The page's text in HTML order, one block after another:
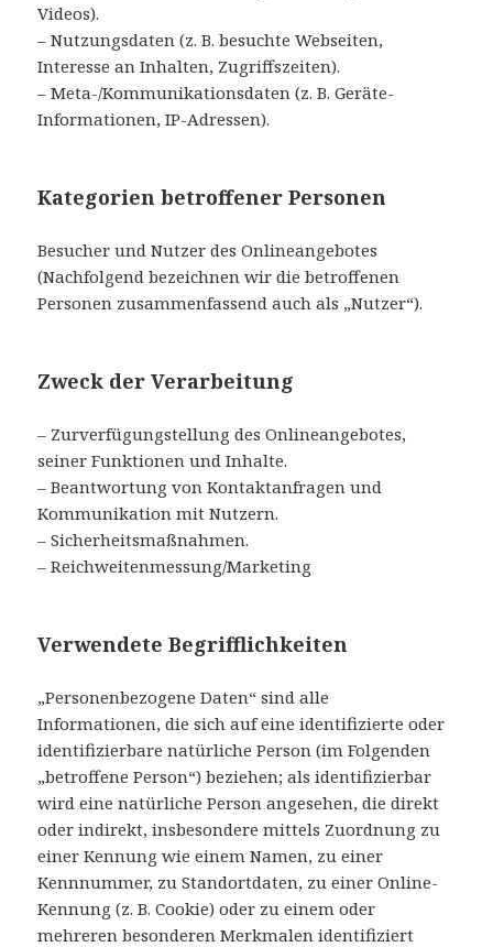
Videos).
– Nutzungsdaten (z. B. besuchte Webseiten,
Interesse an Inhalten, Zugriffszeiten).
– Meta-/Kommunikationsdaten (z. B. Geräte-
Informationen, IP-Adressen).
Kategorien betroffener Personen
Besucher und Nutzer des Onlineangebotes
(Nachfolgend bezeichnen wir die betroffenen
Personen zusammenfassend auch als „Nutzer“).
Zweck der Verarbeitung
– Zurverfügungstellung des Onlineangebotes,
seiner Funktionen und Inhalte.
– Beantwortung von Kontaktanfragen und
Kommunikation mit Nutzern.
– Sicherheitsmaßnahmen.
– Reichweitenmessung/Marketing
Verwendete Begrifflichkeiten
„Personenbezogene Daten“ sind alle
Informationen, die sich auf eine identifizierte oder
identifizierbare natürliche Person (im Folgenden
„betroffene Person“) beziehen; als identifizierbar
wird eine natürliche Person angesehen, die direkt
oder indirekt, insbesondere mittels Zuordnung zu
einer Kennung wie einem Namen, zu einer
Kennnummer, zu Standortdaten, zu einer Online-
Kennung (z. B. Cookie) oder zu einem oder
mehreren besonderen Merkmalen identifiziert